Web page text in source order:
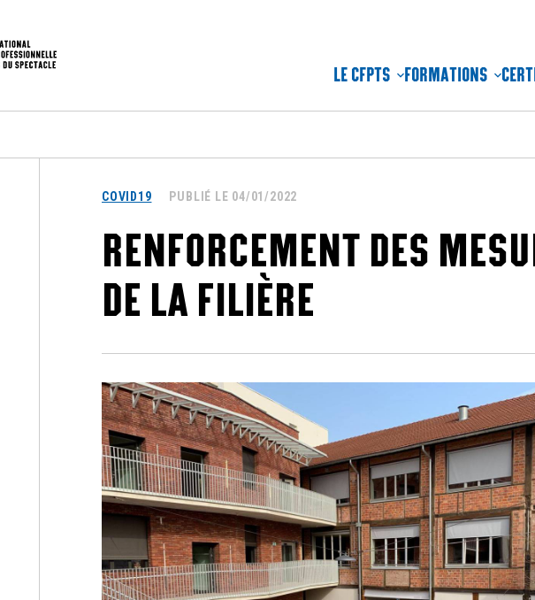
LE CFPTS FORMATIONS
COVID19 PUBLIÉ LE 04/01/2022
RENFORCEMENT DES
DE LA FILIÈRE